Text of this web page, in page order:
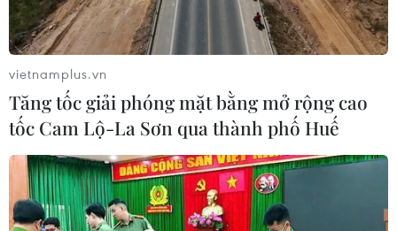
vietnamplus.vn
Tăng tốc giải phóng mặt bằng mở rộng cao
tốc Cam Lộ-La Sơn qua thành phố Huế